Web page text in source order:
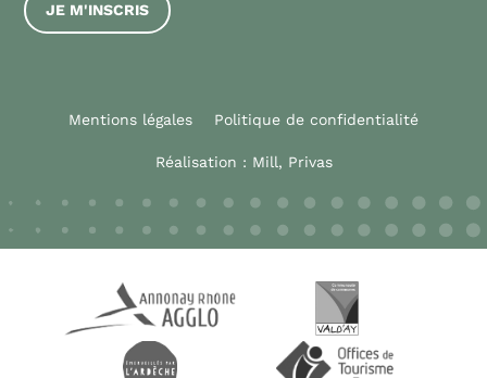
JE M'INSCRIS
Mentions légales Politique de confidentialité
Réalisation : Mill, Privas